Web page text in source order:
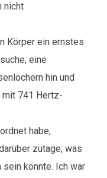
nicht
Körper ein ernstes
eine
hin und
mit 741 Hertz-
habe,
zutage, was
könnte. Ich war